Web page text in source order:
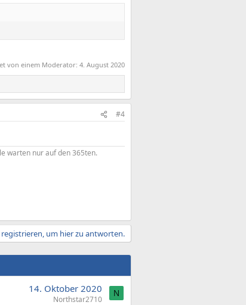
von einem Moderator: 4. August 2020
#4
warten nur auf den 365ten.
um hier zu antworten.
14. Oktober 2020
Northstar2710
N